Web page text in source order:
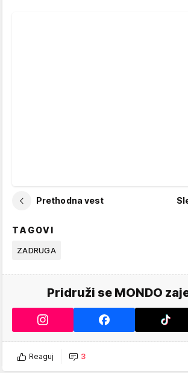
Prethodna vest
TAGOVI
ZADRUGA
Pridruži se MONDO
Reaguj 3